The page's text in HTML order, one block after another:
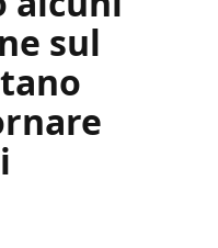
sul